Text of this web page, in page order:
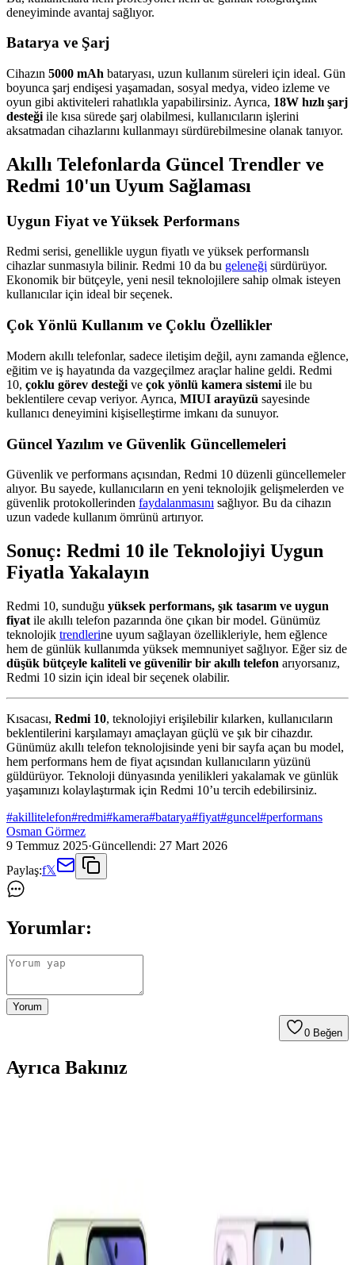
deneyiminde avantaj sağlıyor.
Batarya ve Şarj
Cihazın 5000 mAh bataryası, uzun kullanım süreleri için ideal. Gün
boyunca şarj endişesi yaşamadan, sosyal medya, video izleme ve
oyun gibi aktiviteleri rahatlıkla yapabilirsiniz. Ayrıca, 18W hızlı şarj
desteği ile kısa sürede şarj olabilmesi, kullanıcıların işlerini
aksatmadan cihazlarını kullanmayı sürdürebilmesine olanak tanıyor.
Akıllı Telefonlarda Güncel Trendler ve
Redmi 10'un Uyum Sağlaması
Uygun Fiyat ve Yüksek Performans
Redmi serisi, genellikle uygun fiyatlı ve yüksek performanslı
cihazlar sunmasıyla bilinir. Redmi 10 da bu geleneği sürdürüyor.
Ekonomik bir bütçeyle, yeni nesil teknolojilere sahip olmak isteyen
kullanıcılar için ideal bir seçenek.
Çok Yönlü Kullanım ve Çoklu Özellikler
Modern akıllı telefonlar, sadece iletişim değil, aynı zamanda eğlence,
eğitim ve iş hayatında da vazgeçilmez araçlar haline geldi. Redmi
10, çoklu görev desteği ve çok yönlü kamera sistemi ile bu
beklentilere cevap veriyor. Ayrıca, MIUI arayüzü sayesinde
kullanıcı deneyimini kişiselleştirme imkanı da sunuyor.
Güncel Yazılım ve Güvenlik Güncellemeleri
Güvenlik ve performans açısından, Redmi 10 düzenli güncellemeler
alıyor. Bu sayede, kullanıcıların en yeni teknolojik gelişmelerden ve
güvenlik protokollerinden faydalanmasını sağlıyor. Bu da cihazın
uzun vadede kullanım ömrünü artırıyor.
Sonuç: Redmi 10 ile Teknolojiyi Uygun
Fiyatla Yakalayın
Redmi 10, sunduğu yüksek performans, şık tasarım ve uygun
fiyat ile akıllı telefon pazarında öne çıkan bir model. Günümüz
teknolojik trendlerine uyum sağlayan özellikleriyle, hem eğlence
hem de günlük kullanımda yüksek memnuniyet sağlıyor. Eğer siz de
düşük bütçeyle kaliteli ve güvenilir bir akıllı telefon arıyorsanız,
Redmi 10 sizin için ideal bir seçenek olabilir.
Kısacası, Redmi 10, teknolojiyi erişilebilir kılarken, kullanıcıların
beklentilerini karşılamayı amaçlayan güçlü ve şık bir cihazdır.
Günümüz akıllı telefon teknolojisinde yeni bir sayfa açan bu model,
hem performans hem de fiyat açısından kullanıcıların yüzünü
güldürüyor. Teknoloji dünyasında yenilikleri yakalamak ve günlük
yaşamınızı kolaylaştırmak için Redmi 10’u tercih edebilirsiniz.
#akillitelefon#redmi#kamera#batarya#fiyat#guncel#performans
Osman Görmez
9 Temmuz 2025·Güncellendi: 27 Mart 2026
Paylaş:f𝕏
Yorumlar:
Yorum
0 Beğen
Ayrıca Bakınız
Samsung Galaxy S23 ve Xiaomi 13 Karşılaştırması:
Performans, Tasarım ve Özellikler